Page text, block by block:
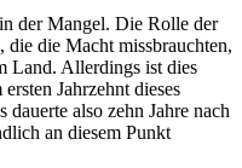
der Mangel. Die Rolle der
die Macht missbrauchten,
Land. Allerdings ist dies
Jahrzehnt dieses
also zehn Jahre nach
an diesem Punkt